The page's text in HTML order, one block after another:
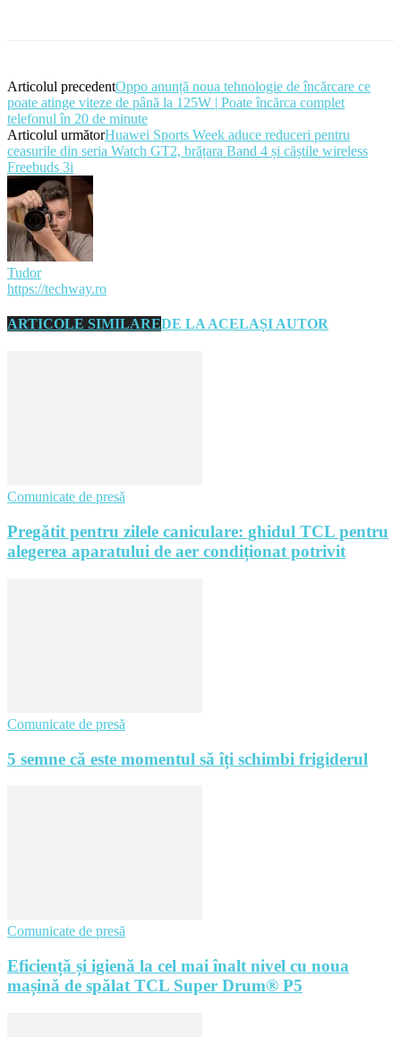
Articolul precedentOppo anunță noua tehnologie de încărcare ce
poate atinge viteze de până la 125W | Poate încărca complet
telefonul în 20 de minute
Articolul următorHuawei Sports Week aduce reduceri pentru
ceasurile din seria Watch GT2, brățara Band 4 și căștile wireless
Freebuds 3i
Tudor
https://techway.ro
ARTICOLE SIMILAREDE LA ACELAȘI AUTOR
Comunicate de presă
Pregătit pentru zilele caniculare: ghidul TCL pentru
alegerea aparatului de aer condiționat potrivit
Comunicate de presă
5 semne că este momentul să îți schimbi frigiderul
Comunicate de presă
Eficiență și igienă la cel mai înalt nivel cu noua
mașină de spălat TCL Super Drum® P5